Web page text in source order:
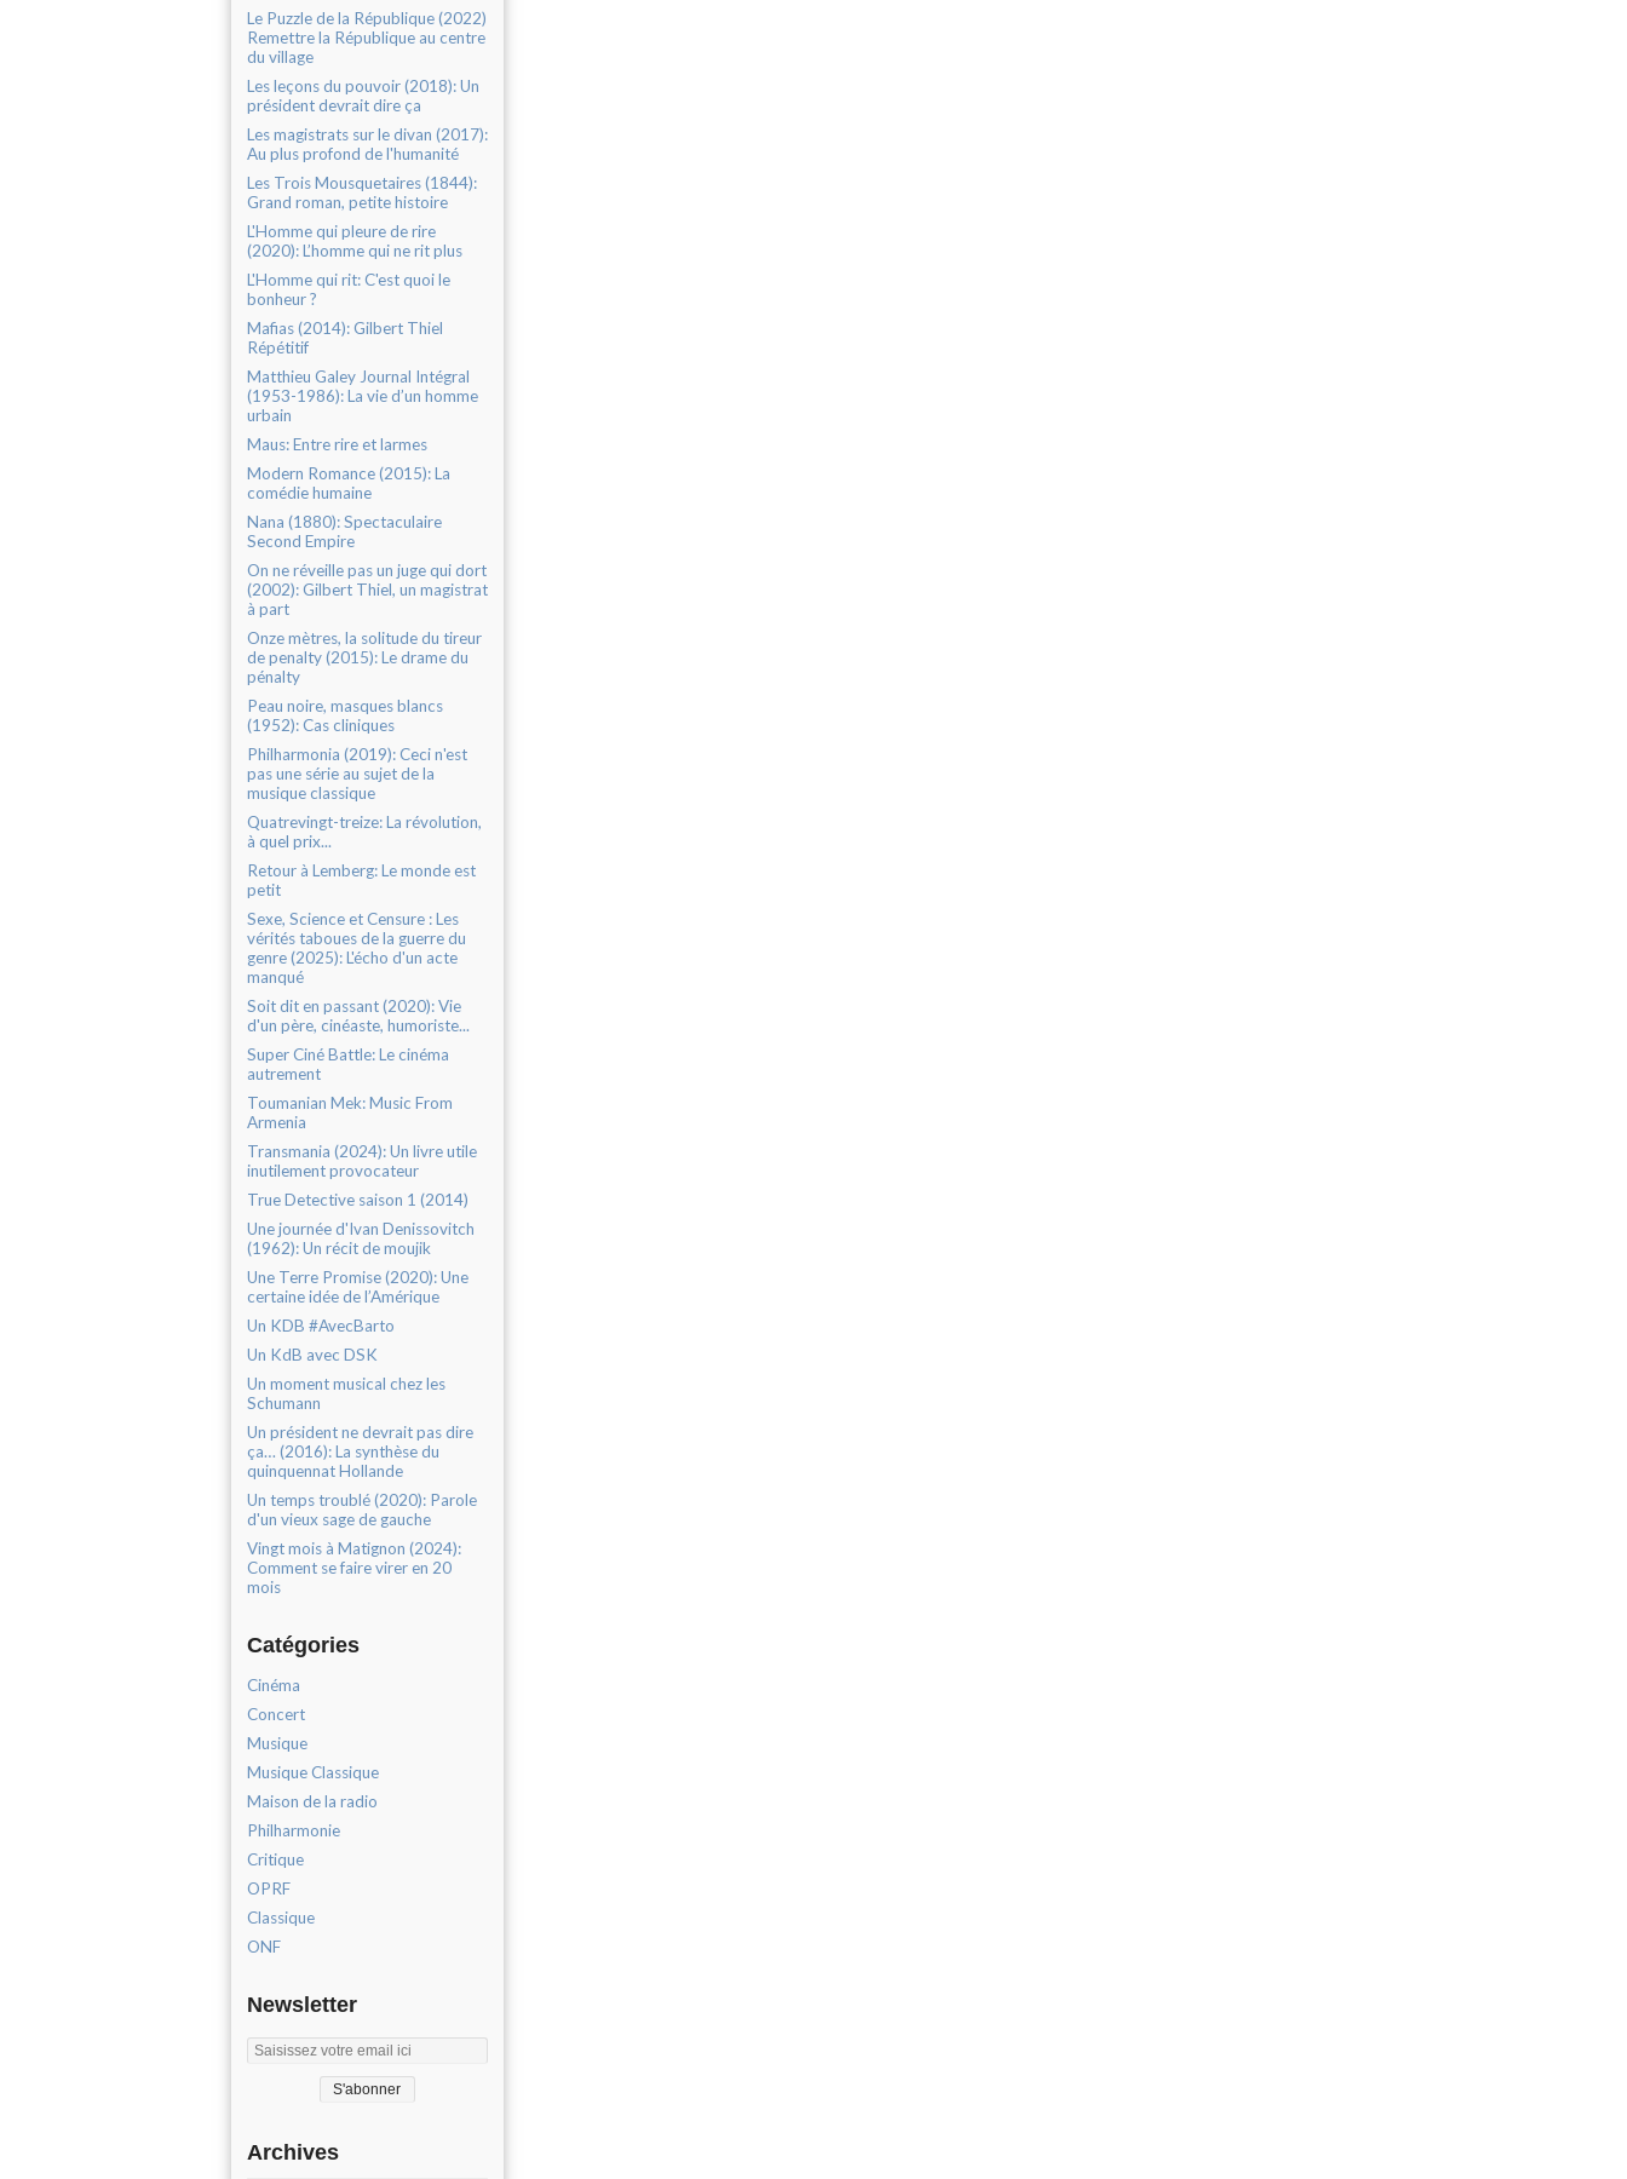
Le Puzzle de la République (2022)
Remettre la République au centre
du village
Les leçons du pouvoir (2018): Un
président devrait dire ça
Les magistrats sur le divan (2017):
Au plus profond de l'humanité
Les Trois Mousquetaires (1844):
Grand roman, petite histoire
L'Homme qui pleure de rire
(2020): L’homme qui ne rit plus
L'Homme qui rit: C'est quoi le
bonheur ?
Mafias (2014): Gilbert Thiel
Répétitif
Matthieu Galey Journal Intégral
(1953-1986): La vie d’un homme
urbain
Maus: Entre rire et larmes
Modern Romance (2015): La
comédie humaine
Nana (1880): Spectaculaire
Second Empire
On ne réveille pas un juge qui dort
(2002): Gilbert Thiel, un magistrat
à part
Onze mètres, la solitude du tireur
de penalty (2015): Le drame du
pénalty
Peau noire, masques blancs
(1952): Cas cliniques
Philharmonia (2019): Ceci n'est
pas une série au sujet de la
musique classique
Quatrevingt-treize: La révolution,
à quel prix...
Retour à Lemberg: Le monde est
petit
Sexe, Science et Censure : Les
vérités taboues de la guerre du
genre (2025): L'écho d'un acte
manqué
Soit dit en passant (2020): Vie
d'un père, cinéaste, humoriste...
Super Ciné Battle: Le cinéma
autrement
Toumanian Mek: Music From
Armenia
Transmania (2024): Un livre utile
inutilement provocateur
True Detective saison 1 (2014)
Une journée d'Ivan Denissovitch
(1962): Un récit de moujik
Une Terre Promise (2020): Une
certaine idée de l’Amérique
Un KDB #AvecBarto
Un KdB avec DSK
Un moment musical chez les
Schumann
Un président ne devrait pas dire
ça… (2016): La synthèse du
quinquennat Hollande
Un temps troublé (2020): Parole
d'un vieux sage de gauche
Vingt mois à Matignon (2024):
Comment se faire virer en 20
mois
Catégories
Cinéma
Concert
Musique
Musique Classique
Maison de la radio
Philharmonie
Critique
OPRF
Classique
ONF
Newsletter
Archives